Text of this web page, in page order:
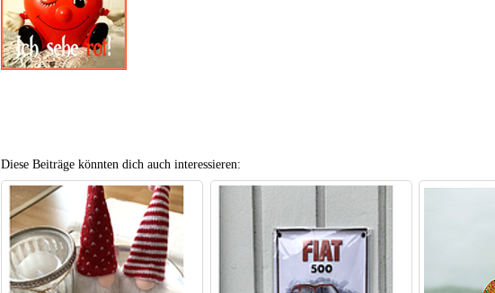
Diese Beiträge könnten dich auch interessieren: